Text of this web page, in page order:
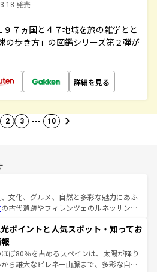
発売
７ヵ国と４７地域を旅の雑学とと
の歩き方」の図鑑シリーズ第２弾が
詳細を見る
2 3 … 10
文化、グルメ、自然と多彩な魅力にあふ
の古代遺跡やフィレンツェのルネッサンス
の美しい田園風景やアマルフィ海岸の絶
も見逃せない。観光の合間には、本場の
、絶品のイタリア料理を堪能することも
てから夜眠るまで、すべての瞬間を楽し
ポイントと人気スポット・知ってお
ぼ80％を占めるスペインは、太陽が降り
ら雄大なピレネー山脈まで、多彩な自然